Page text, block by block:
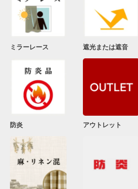
ミラーレース 遮光または遮音
防炎 アウトレット